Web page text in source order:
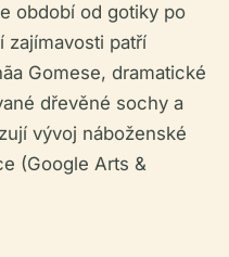
období od gotiky po
zajímavosti patří
Gomese, dramatické
dřevěné sochy a
vývoj náboženské
(Google Arts &